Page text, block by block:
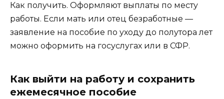
Как получить. Оформляют выплаты по месту
работы. Если мать или отец безработные —
заявление на пособие по уходу до полутора лет
можно оформить на госуслугах или в СФР.
Как выйти на работу и сохранить
ежемесячное пособие